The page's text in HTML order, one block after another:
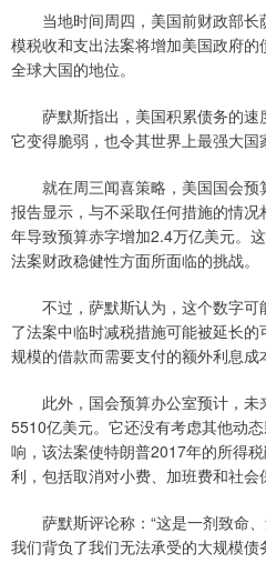
当地时间周四，美国前财政部长
模税收和支出法案将增加美国政府
全球大国的地位。
萨默斯指出，美国积累债务的速
它变得脆弱，也令其世界上最强大国
就在周三闻喜策略，美国国会预
报告显示，与不采取任何措施的情况
年导致预算赤字增加2.4万亿美元。
法案财政稳健性方面所面临的挑战。
不过，萨默斯认为，这个数字可
了法案中临时减税措施可能被延长
规模的借款而需要支付的额外利息成
此外，国会预算办公室预计，未
5510亿美元。它还没有考虑其他动
响，该法案使特朗普2017年的所得
利，包括取消对小费、加班费和社会
萨默斯评论称：“这是一剂致命、
我们背负了我们无法承受的大规模债